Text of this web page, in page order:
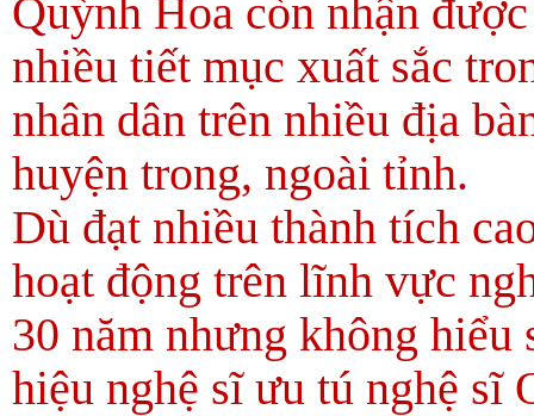
Quỳnh Hoa còn nhận
nhiều tiết mục xuất sắc
nhân dân trên nhiều địa
huyện trong, ngoài tỉnh.
Dù đạt nhiều thành tích
hoạt động trên lĩnh vực
30 năm nhưng không hiểu
hiệu nghệ sĩ ưu tú nghệ sĩ